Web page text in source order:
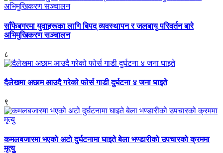
साँफेबगरमा युवाहरूका लागि बिपद् व्यवस्थापन र जलबायु परिवर्तन बारे
अभिमुखिकरण सञ्चालन
८
दैलेखमा अछाम आउदै गरेको फोर्स गाडी दुर्घटना ४ जना घाइते
९
कमलबजारमा भएको अटो दुर्घटनामा घाइते बेला भण्डारीको उपचारको क्रममा
मृत्युु